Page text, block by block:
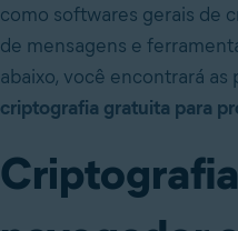
como softwares gerais de
de mensagens e
abaixo, você encontrará
criptografia gratuita para